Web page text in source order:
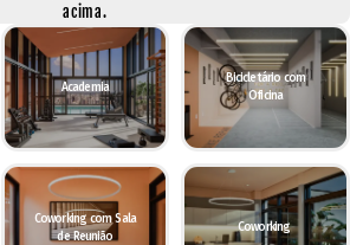
acima.
Academia
Bicicletário com
Oficina
Coworking com Sala
de Reunião
Coworking